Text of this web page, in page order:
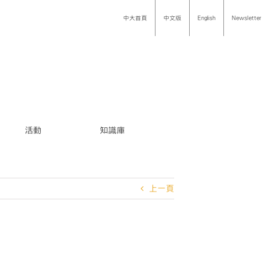
中大首頁 中文版 English Newsletter
活動 知識庫
上一頁